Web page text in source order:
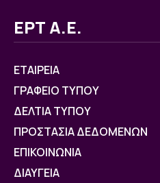
ΕΡΤ Α.Ε.
ΕΤΑΙΡΕΙΑ
ΓΡΑΦΕΙΟ ΤΥΠΟΥ
ΔΕΛΤΙΑ ΤΥΠΟΥ
ΠΡΟΣΤΑΣΙΑ ΔΕΔΟΜΕΝΩΝ
ΕΠΙΚΟΙΝΩΝΙΑ
ΔΙΑΥΓΕΙΑ